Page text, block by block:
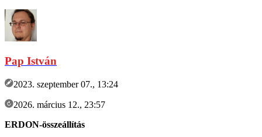
Pap István
2023. szeptember 07., 13:24
2026. március 12., 23:57
ERDON-összeállítás